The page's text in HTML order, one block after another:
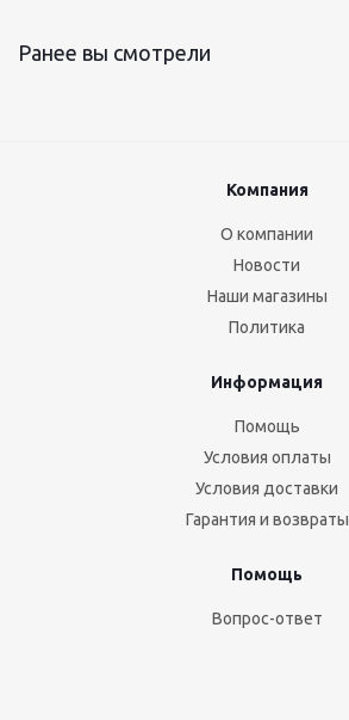
Ранее вы смотрели
Компания
О компании
Новости
Наши магазины
Политика
Информация
Помощь
Условия оплаты
Условия доставки
Гарантия и возвраты
Помощь
Вопрос-ответ